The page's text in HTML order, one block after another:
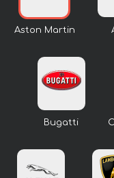
Aston Martin
Bugatti